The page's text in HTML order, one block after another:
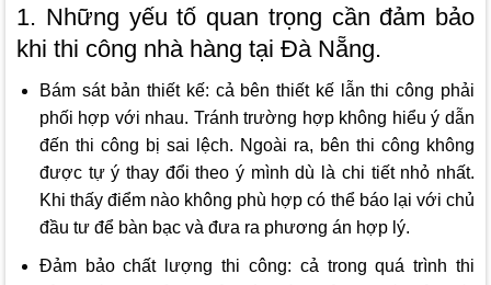
1. Những yếu tố quan trọng cần đảm bảo
khi thi công nhà hàng tại Đà Nẵng.
Bám sát bản thiết kế: cả bên thiết kế lẫn thi công phải
phối hợp với nhau. Tránh trường hợp không hiểu ý dẫn
đến thi công bị sai lệch. Ngoài ra, bên thi công không
được tự ý thay đổi theo ý mình dù là chi tiết nhỏ nhất.
Khi thấy điểm nào không phù hợp có thể báo lại với chủ
đầu tư để bàn bạc và đưa ra phương án hợp lý.
Đảm bảo chất lượng thi công: cả trong quá trình thi